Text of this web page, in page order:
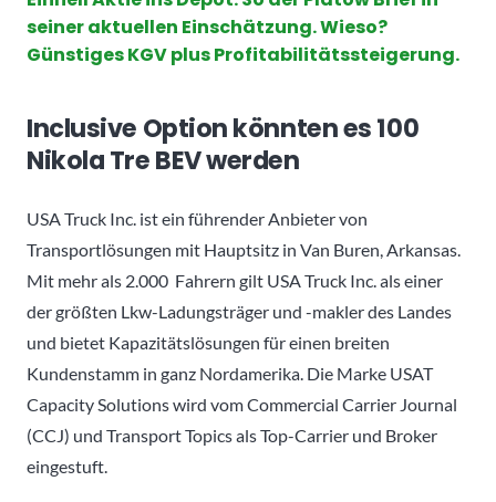
seiner aktuellen Einschätzung. Wieso?
Günstiges KGV plus Profitabilitätssteigerung.
Inclusive Option könnten es 100
Nikola Tre BEV werden
USA Truck Inc. ist ein führender Anbieter von
Transportlösungen mit Hauptsitz in Van Buren, Arkansas.
Mit mehr als 2.000 Fahrern gilt USA Truck Inc. als einer
der größten Lkw-Ladungsträger und -makler des Landes
und bietet Kapazitätslösungen für einen breiten
Kundenstamm in ganz Nordamerika. Die Marke USAT
Capacity Solutions wird vom Commercial Carrier Journal
(CCJ) und Transport Topics als Top-Carrier und Broker
eingestuft.